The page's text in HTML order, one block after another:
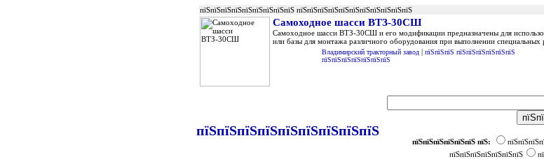
пїЅпїЅпїЅпїЅпїЅпїЅпїЅпїЅпїЅ пїЅпїЅпїЅпїЅпїЅпїЅпїЅпїЅпїЅпїЅпїЅ
Самоходное шасси ВТЗ-30СШ
Самоходное шасси ВТЗ-30СШ и его модификации предназначены для
или базы для монтажа различного оборудования при выполнении
Владимирский тракторный завод | пїЅпїЅпїЅ пїЅпїЅпїЅпїЅпїЅпїЅ
пїЅпїЅпїЅпїЅпїЅпїЅпїЅ
пїЅпїЅпїЅпїЅпїЅпїЅпїЅпїЅпїЅ
пїЅпїЅпїЅпїЅпїЅпїЅ пїЅ:
пїЅпїЅпїЅпїЅпїЅпїЅпїЅ